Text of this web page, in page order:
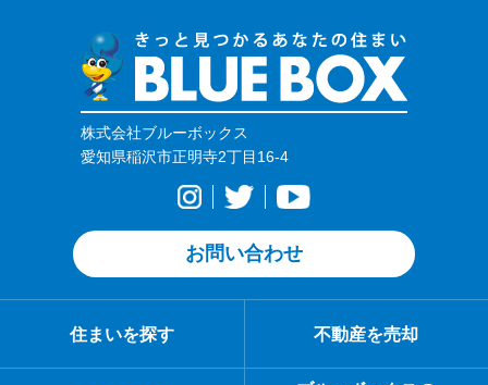
株式会社ブルーボックス
愛知県稲沢市正明寺2丁目16-4
お問い合わせ
住まいを探す 不動産を売却